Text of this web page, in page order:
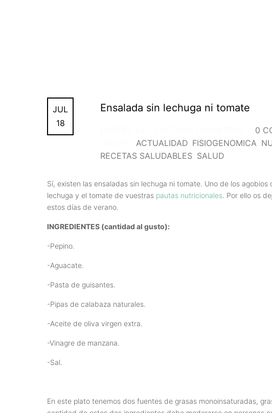
JUL
18
Ensalada sin lechuga ni tomate
0
ACTUALIDAD FISIOGENOMICA
RECETAS SALUDABLES SALUD
Sí, existen las ensaladas sin lechuga ni tomate. Uno de los
lechuga y el tomate de vuestras pautas nutricionales. Por ello os
estos días de verano.
INGREDIENTES (cantidad al gusto):
-Pepino.
-Aguacate.
-Pasta de guisantes.
-Pipas de calabaza naturales.
-Aceite de oliva virgen extra.
-Vinagre de manzana.
-Sal.
En este plato tenemos dos fuentes de grasas monoinsaturadas,